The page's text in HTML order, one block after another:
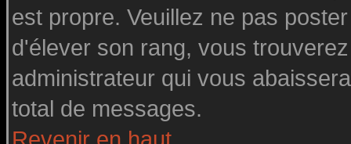
est propre. Veuillez ne pas
d'élever son rang, vous
administrateur qui vous
total de messages.